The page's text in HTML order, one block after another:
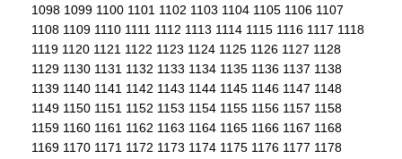
1098 1099 1100 1101 1102 1103 1104 1105 1106 1107
1108 1109 1110 1111 1112 1113 1114 1115 1116 1117 1118
1119 1120 1121 1122 1123 1124 1125 1126 1127 1128
1129 1130 1131 1132 1133 1134 1135 1136 1137 1138
1139 1140 1141 1142 1143 1144 1145 1146 1147 1148
1149 1150 1151 1152 1153 1154 1155 1156 1157 1158
1159 1160 1161 1162 1163 1164 1165 1166 1167 1168
1169 1170 1171 1172 1173 1174 1175 1176 1177 1178